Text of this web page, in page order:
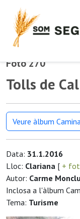
Foto 270
Tolls de
Veure àlbum
Data: 31.1.2016
Lloc: Clariana [ +
Autor: Carme
Inclosa a l'àlbum
Tema: Turisme